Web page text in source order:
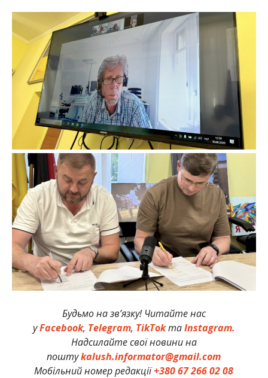
Будьмо на зв’язку! Читайте нас
уFacebook, Telegram, TikTokтаInstagram.
Надсилайте свої новини на
поштуkalush.informator@gmail.com
Мобільний номер редакції+380 67 266 02 08